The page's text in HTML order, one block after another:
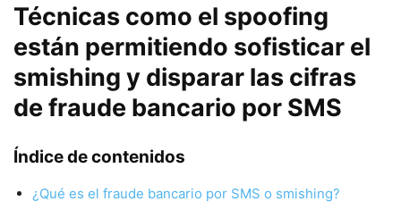
Técnicas como el spoofing
están permitiendo sofisticar el
smishing y disparar las cifras
de fraude bancario por SMS
Índice de contenidos
¿Qué es el fraude bancario por SMS o smishing?